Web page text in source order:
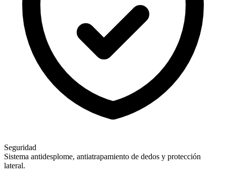
Seguridad
Sistema antidesplome, antiatrapamiento de dedos y protección
lateral.